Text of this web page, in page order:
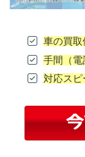
車の買
手間（
対応ス